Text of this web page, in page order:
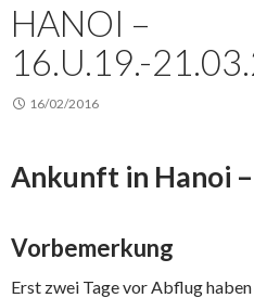
HANOI –
16.U.19.-
16/02/2016
Ankunft in Hanoi
Vorbemerkung
Erst zwei Tage vor Abflug